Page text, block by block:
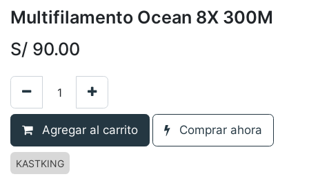
Multifilamento Ocean 8X 300M
S/ 90.00
Agregar al carrito Comprar ahora
KASTKING